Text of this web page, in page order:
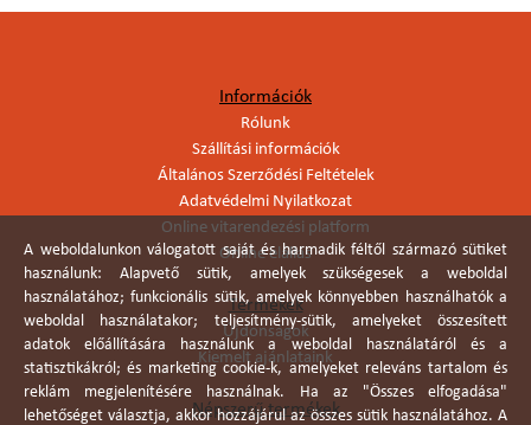
Információk
Rólunk
Szállítási információk
Általános Szerződési Feltételek
Adatvédelmi Nyilatkozat
Online vitarendezési platform
Online elállás
Termékek
Újdonságok
Kiemelt ajánlataink
Népszerű termékek
A weboldalunkon válogatott saját és harmadik féltől származó sütiket
használunk: Alapvető sütik, amelyek szükségesek a weboldal
használatához; funkcionális sütik, amelyek könnyebben használhatók a
weboldal használatakor; teljesítmény-sütik, amelyeket összesített
adatok előállítására használunk a weboldal használatáról és a
statisztikákról; és marketing cookie-k, amelyeket releváns tartalom és
reklám megjelenítésére használnak. Ha az "Összes elfogadása"
lehetőséget választja, akkor hozzájárul az összes sütik használatához. A